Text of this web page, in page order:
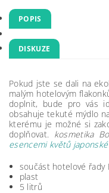
POPIS
DISKUZE
Pokud jste se dali na
malým hotelovým
doplnit, bude pro vás
obsahuje tekuté mýdlo
kterému je možné si
doplňovat. kosmetika
esencemi květů
součást hotelové řady
plast
5 litrů